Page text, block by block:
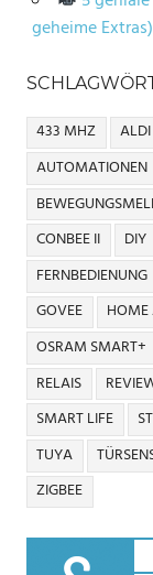
geheime Extras)
433 MHZ ALDI
AUTOMATIONEN
CONBEE II
DIY
FERNBEDIENUNG
GOVEE
HOME
OSRAM SMART+
RELAIS
SMART LIFE
TUYA
ZIGBEE